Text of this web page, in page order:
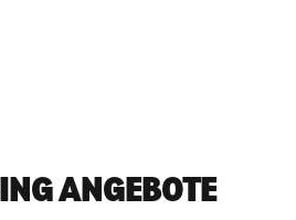
ANGEBOTE